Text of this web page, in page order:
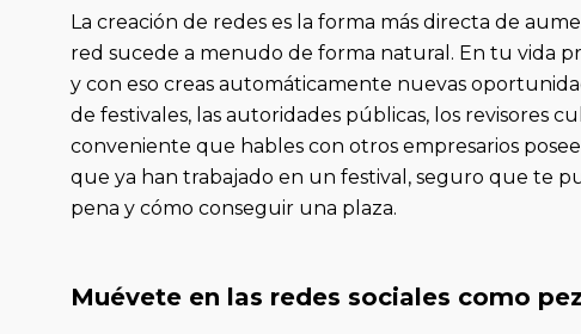
La creación de redes es la forma más directa de
red sucede a menudo de forma natural. En tu vida
y con eso creas automáticamente nuevas
de festivales, las autoridades públicas, los revisores
conveniente que hables con otros empresarios
que ya han trabajado en un festival, seguro que te
pena y cómo conseguir una plaza.
Muévete en las redes sociales como